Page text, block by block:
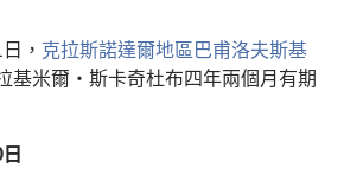
， 克拉斯諾達爾地區巴甫洛夫斯基
基米爾·斯卡奇杜布四年兩個月有期